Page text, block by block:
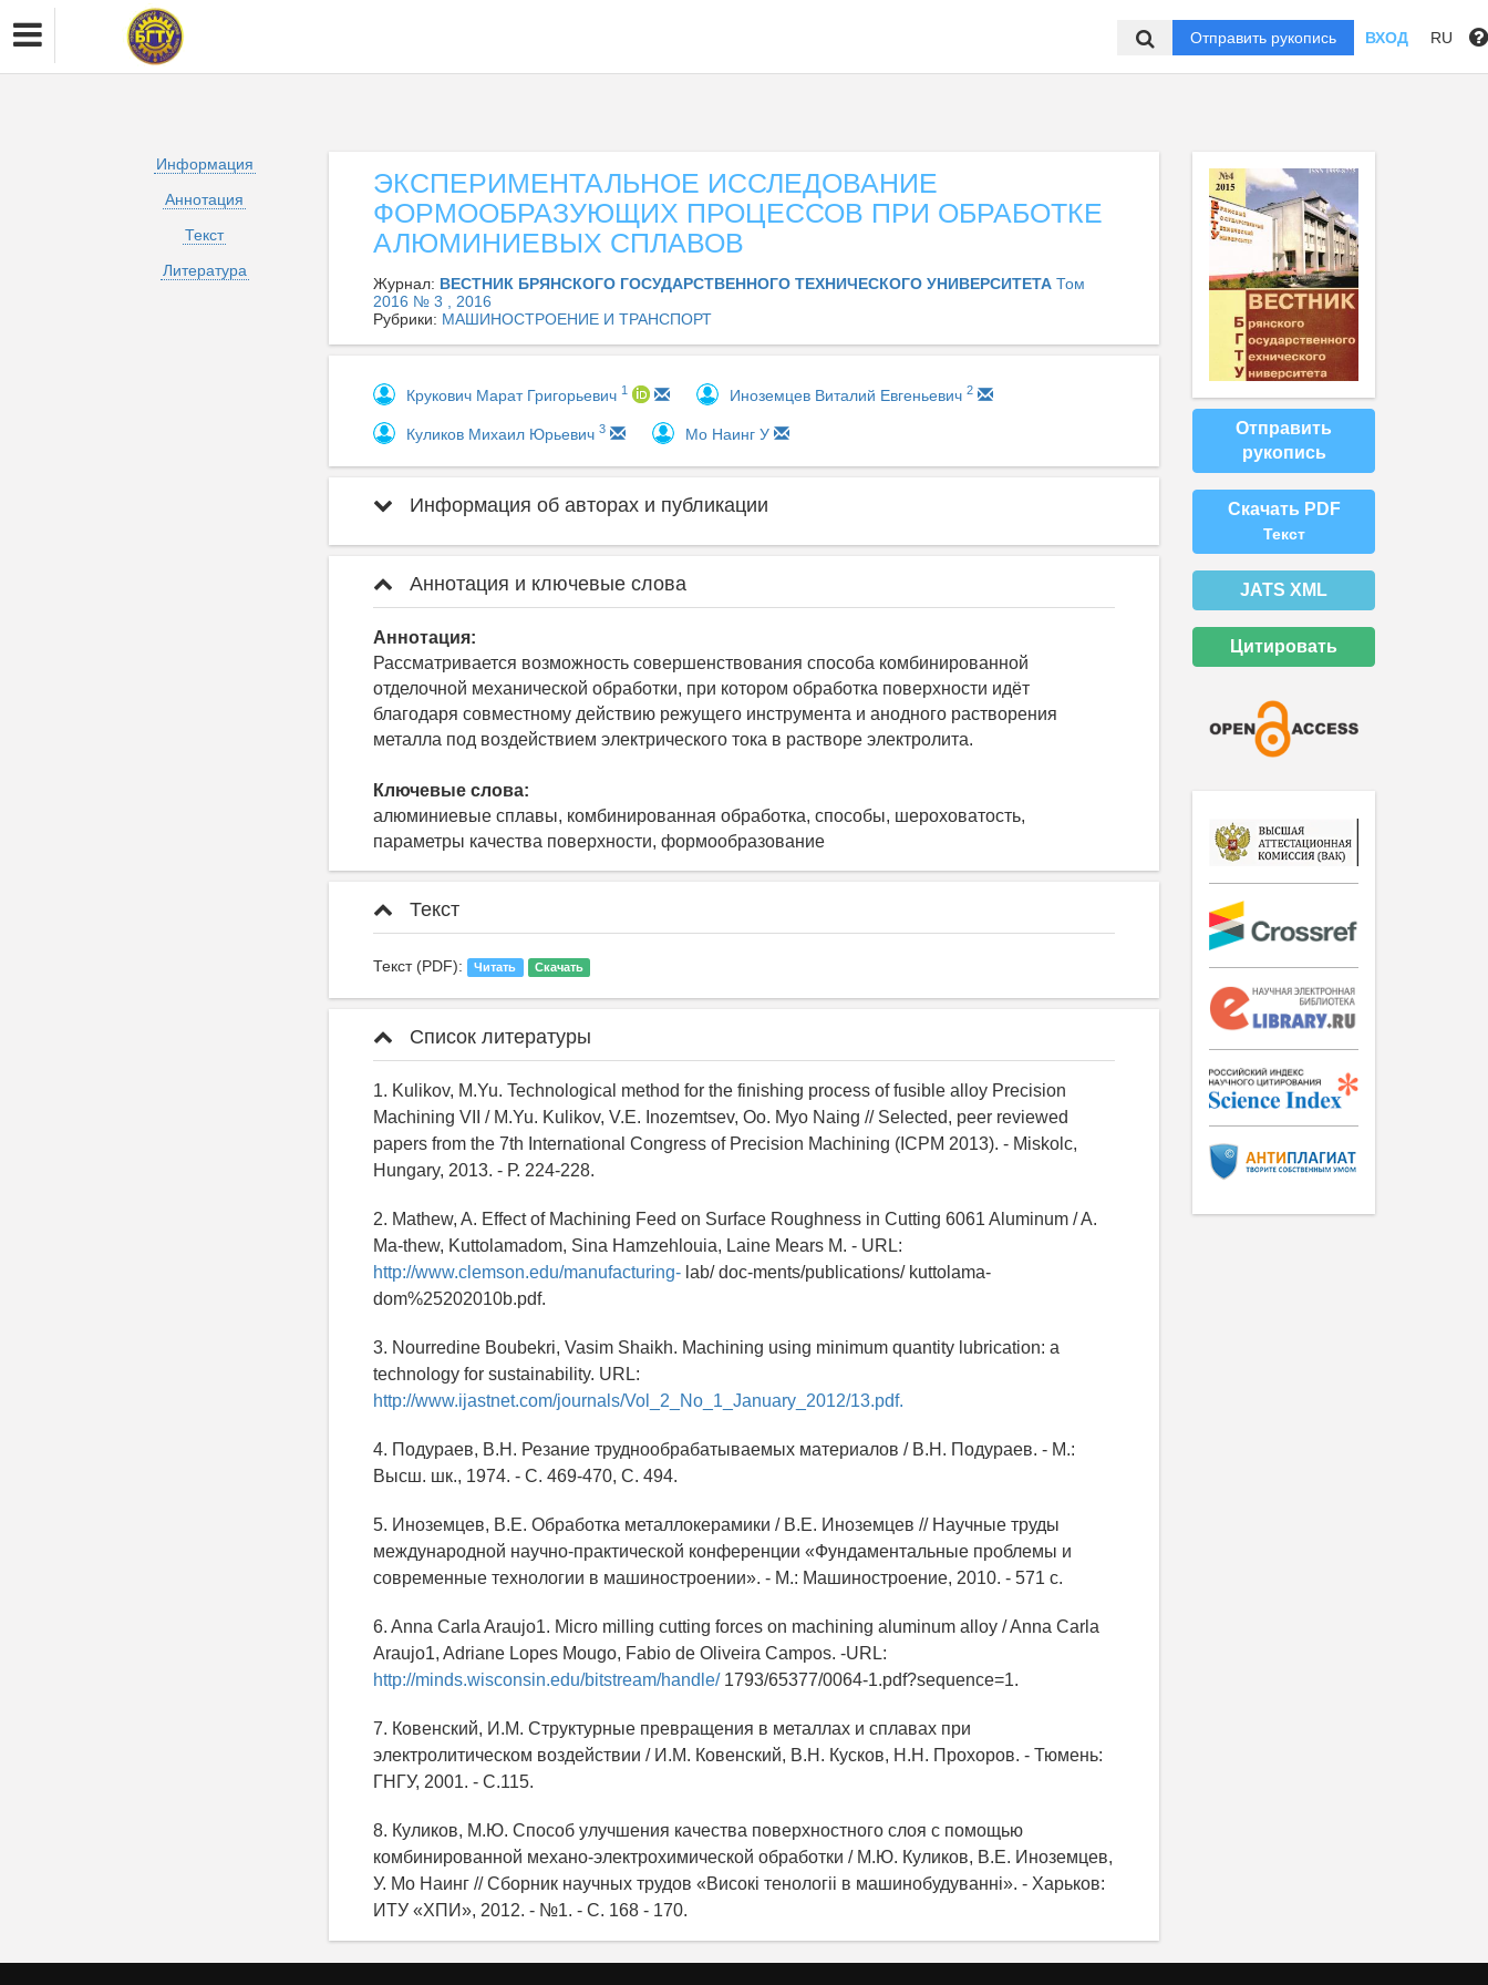
Отправить рукопись ВХОД RU
Информация
Аннотация
Текст
Литература
ЭКСПЕРИМЕНТАЛЬНОЕ ИССЛЕДОВАНИЕ
ФОРМООБРАЗУЮЩИХ ПРОЦЕССОВ ПРИ ОБРАБОТКЕ
АЛЮМИНИЕВЫХ СПЛАВОВ
Журнал: ВЕСТНИК БРЯНСКОГО ГОСУДАРСТВЕННОГО ТЕХНИЧЕСКОГО УНИВЕРСИТЕТА Том
2016 № 3 , 2016
Рубрики: МАШИНОСТРОЕНИЕ И ТРАНСПОРТ
Крукович Марат Григорьевич 1 Иноземцев Виталий Евгеньевич 2
Куликов Михаил Юрьевич 3 Мо Наинг У
Информация об авторах и публикации
Аннотация и ключевые слова
Аннотация:
Рассматривается возможность совершенствования способа комбинированной
отделочной механической обработки, при котором обработка поверхности идёт
благодаря совместному действию режущего инструмента и анодного растворения
металла под воздействием электрического тока в растворе электролита.
Ключевые слова:
алюминиевые сплавы, комбинированная обработка, способы, шероховатость,
параметры качества поверхности, формообразование
Текст
Текст (PDF): Читать Скачать
Список литературы
1. Kulikov, M.Yu. Technological method for the finishing process of fusible alloy Precision
Machining VII / M.Yu. Kulikov, V.E. Inozemtsev, Oo. Myo Naing // Selected, peer reviewed
papers from the 7th International Congress of Precision Machining (ICPM 2013). - Miskolc,
Hungary, 2013. - Р. 224-228.
2. Mathew, A. Effect of Machining Feed on Surface Roughness in Cutting 6061 Aluminum / A.
Ma-thew, Kuttolamadom, Sina Hamzehlouia, Laine Mears M. - URL:
http://www.clemson.edu/manufacturing- lab/ doc-ments/publications/ kuttolama-
dom%25202010b.pdf.
3. Nourredine Boubekri, Vasim Shaikh. Machining using minimum quantity lubrication: a
technology for sustainability. URL:
http://www.ijastnet.com/journals/Vol_2_No_1_January_2012/13.pdf.
4. Подураев, В.Н. Резание труднообрабатываемых материалов / В.Н. Подураев. - М.:
Высш. шк., 1974. - С. 469-470, С. 494.
5. Иноземцев, В.Е. Обработка металлокерамики / В.Е. Иноземцев // Научные труды
международной научно-практической конференции «Фундаментальные проблемы и
современные технологии в машиностроении». - М.: Машиностроение, 2010. - 571 с.
6. Anna Carla Araujo1. Micro milling cutting forces on machining aluminum alloy / Anna Carla
Araujo1, Adriane Lopes Mougo, Fabio de Oliveira Campos. -URL:
http://minds.wisconsin.edu/bitstream/handle/1793/65377/0064-1.pdf?sequence=1.
7. Ковенский, И.М. Структурные превращения в металлах и сплавах при
электролитическом воздействии / И.М. Ковенский, В.Н. Кусков, Н.Н. Прохоров. - Тюмень:
ГНГУ, 2001. - С.115.
8. Куликов, М.Ю. Способ улучшения качества поверхностного слоя с помощью
комбинированной механо-электрохимической обработки / М.Ю. Куликов, В.Е. Иноземцев,
У. Мо Наинг // Сборник научных трудов «Високi тенологii в машинобудуваннi». - Харьков:
ИТУ «ХПИ», 2012. - №1. - С. 168 - 170.
Отправить
рукопись
Скачать PDF
Текст
JATS XML
Цитировать